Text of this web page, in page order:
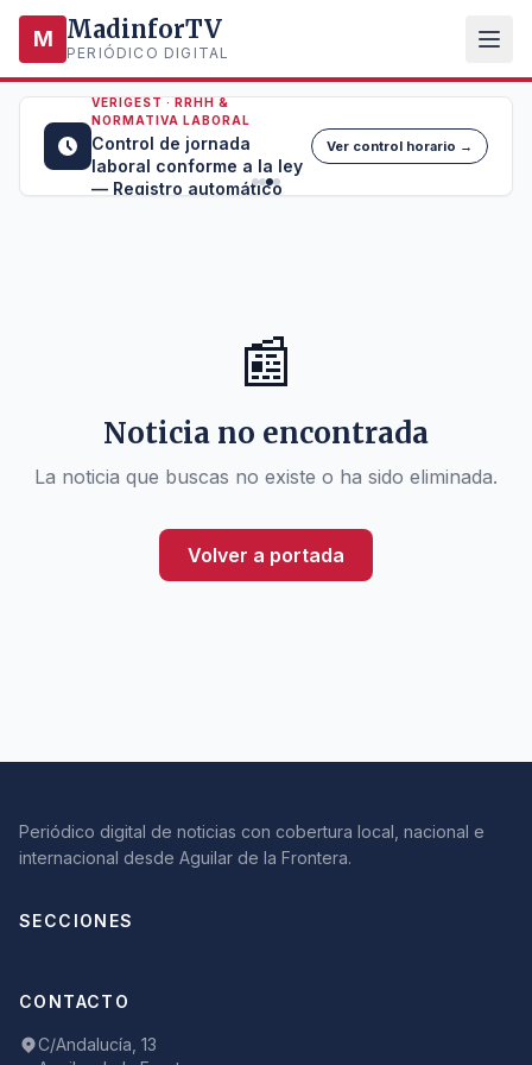
M MadinforTV
PERIÓDICO DIGITAL
VERIGEST · RRHH &
NORMATIVA LABORAL
Control de jornada
laboral conforme a la ley
— Registro automático
Ver control horario →
📰
Noticia no encontrada
La noticia que buscas no existe o ha sido eliminada.
Volver a portada
Periódico digital de noticias con cobertura local, nacional e
internacional desde Aguilar de la Frontera.
SECCIONES
CONTACTO
C/Andalucía, 13